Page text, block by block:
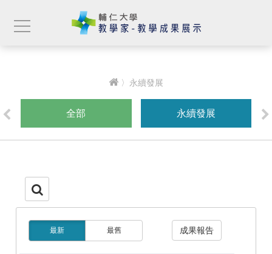
〉永續發展
全部 永續發展
最新 最舊 成果報告